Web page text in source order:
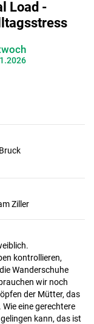
Load -
Ziller
kontrollieren,
Wanderschuhe
wir noch
der Mütter, das
eine gerechtere
kann, das ist